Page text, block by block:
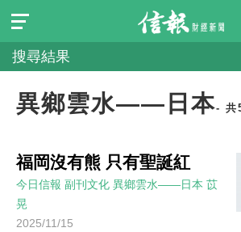
搜尋結果
異鄉雲水——日本- 共
福岡沒有熊 只有聖誕紅
今日信報 副刊文化 異鄉雲水——日本 苡
晃
2025/11/15